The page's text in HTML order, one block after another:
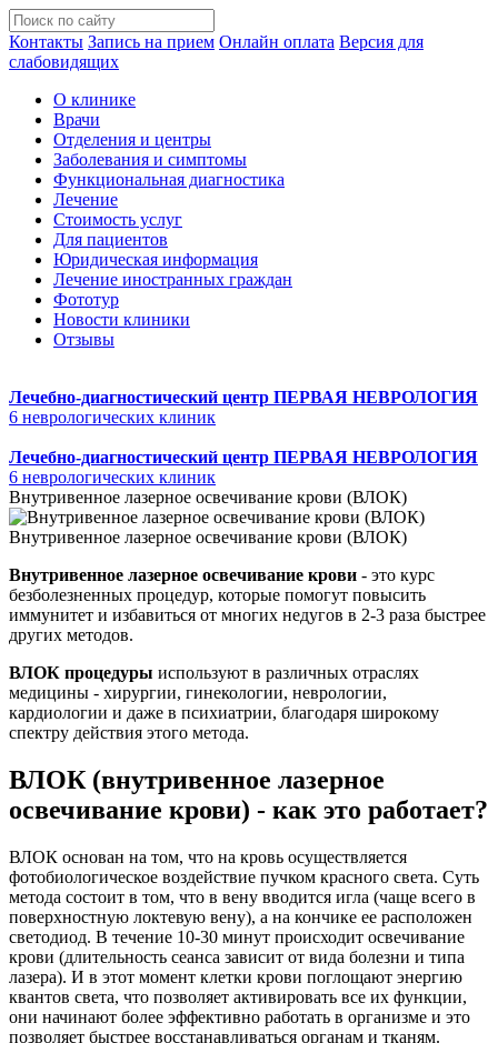
Контакты Запись на прием Онлайн оплата Версия для
слабовидящих
О клинике
Врачи
Отделения и центры
Заболевания и симптомы
Функциональная диагностика
Лечение
Стоимость услуг
Для пациентов
Юридическая информация
Лечение иностранных граждан
Фототур
Новости клиники
Отзывы
Лечебно-диагностический центр ПЕРВАЯ НЕВРОЛОГИЯ
6 неврологических клиник
Лечебно-диагностический центр ПЕРВАЯ НЕВРОЛОГИЯ
6 неврологических клиник
Внутривенное лазерное освечивание крови (ВЛОК)
Внутривенное лазерное освечивание крови (ВЛОК)
Внутривенное лазерное освечивание крови - это курс
безболезненных процедур, которые помогут повысить
иммунитет и избавиться от многих недугов в 2-3 раза быстрее
других методов.
ВЛОК процедуры используют в различных отраслях
медицины - хирургии, гинекологии, неврологии,
кардиологии и даже в психиатрии, благодаря широкому
спектру действия этого метода.
ВЛОК (внутривенное лазерное
освечивание крови) - как это работает?
ВЛОК основан на том, что на кровь осуществляется
фотобиологическое воздействие пучком красного света. Суть
метода состоит в том, что в вену вводится игла (чаще всего в
поверхностную локтевую вену), а на кончике ее расположен
светодиод. В течение 10-30 минут происходит освечивание
крови (длительность сеанса зависит от вида болезни и типа
лазера). И в этот момент клетки крови поглощают энергию
квантов света, что позволяет активировать все их функции,
они начинают более эффективно работать в организме и это
позволяет быстрее восстанавливаться органам и тканям.